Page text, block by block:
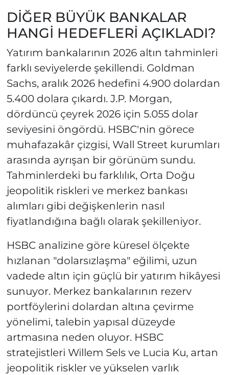
DİĞER BÜYÜK BANKALAR
HANGİ HEDEFLERİ AÇIKLADI?
Yatırım bankalarının 2026 altın tahminleri
farklı seviyelerde şekillendi. Goldman
Sachs, aralık 2026 hedefini 4.900 dolardan
5.400 dolara çıkardı. J.P. Morgan,
dördüncü çeyrek 2026 için 5.055 dolar
seviyesini öngördü. HSBC'nin görece
muhafazakâr çizgisi, Wall Street kurumları
arasında ayrışan bir görünüm sundu.
Tahminlerdeki bu farklılık, Orta Doğu
jeopolitik riskleri ve merkez bankası
alımları gibi değişkenlerin nasıl
fiyatlandığına bağlı olarak şekilleniyor.
HSBC analizine göre küresel ölçekte
hızlanan "dolarsızlaşma" eğilimi, uzun
vadede altın için güçlü bir yatırım hikâyesi
sunuyor. Merkez bankalarının rezerv
portföylerini dolardan altına çevirme
yönelimi, talebin yapısal düzeyde
artmasına neden oluyor. HSBC
stratejistleri Willem Sels ve Lucia Ku, artan
jeopolitik riskler ve yükselen varlık